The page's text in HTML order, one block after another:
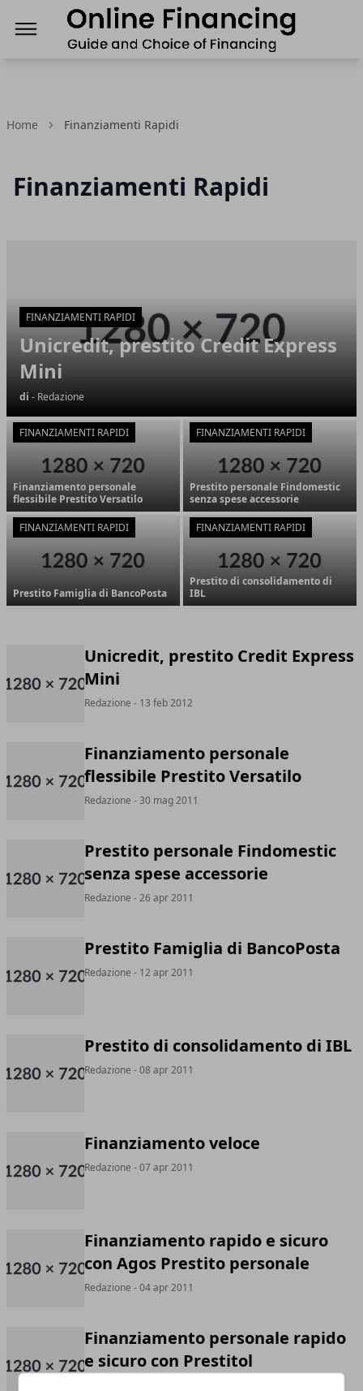
Home Finanziamenti Rapidi
Finanziamenti Rapidi
FINANZIAMENTI RAPIDI
Unicredit, prestito Credit Express
Mini
di - Redazione
FINANZIAMENTI RAPIDI
Finanziamento personale
flessibile Prestito Versatilo
FINANZIAMENTI RAPIDI
Prestito personale Findomestic
senza spese accessorie
FINANZIAMENTI RAPIDI
Prestito Famiglia di BancoPosta
FINANZIAMENTI RAPIDI
Prestito di consolidamento di
IBL
Unicredit, prestito Credit Express
Mini
Redazione - 13 feb 2012
Finanziamento personale
flessibile Prestito Versatilo
Redazione - 30 mag 2011
Prestito personale Findomestic
senza spese accessorie
Redazione - 26 apr 2011
Prestito Famiglia di BancoPosta
Redazione - 12 apr 2011
Prestito di consolidamento di IBL
Redazione - 08 apr 2011
Finanziamento veloce
Redazione - 07 apr 2011
Finanziamento rapido e sicuro
con Agos Prestito personale
Redazione - 04 apr 2011
Finanziamento personale rapido
e sicuro con Prestitol